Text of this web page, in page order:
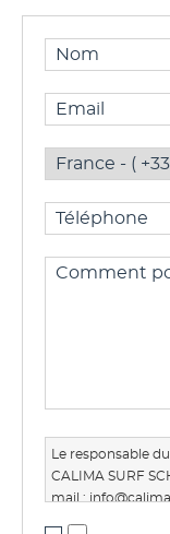
Le responsable
CALIMA SURF
mail :